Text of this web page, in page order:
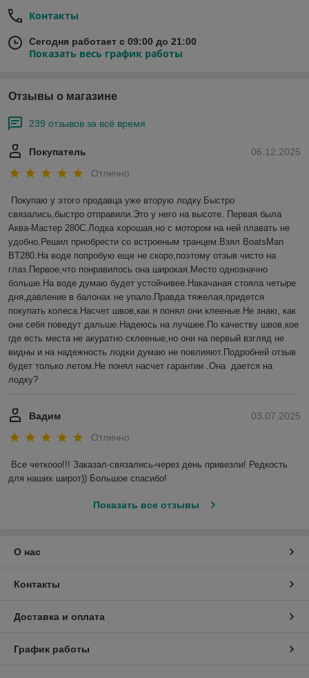
Контакты
Сегодня работает с 09:00 до 21:00
Показать весь график работы
Отзывы о магазине
239 отзывов за всё время
06.12.2025
Покупатель
Отлично
Покупаю у этого продавца уже вторую лодку.Быстро
связались,быстро отправили.Это у него на высоте. Первая была
Аква-Мастер 280С.Лодка хорошая,но с мотором на ней плавать не
удобно.Решил приобрести со встроеным транцем.Взял BoatsMan
BT280.На воде попробую еще не скоро,поэтому отзыв чисто на
глаз.Первое,что понравилось она широкая.Место однозначно
больше.На воде думаю будет устойчивее.Накачаная стояла четыре
дня,давление в балонах не упало.Правда тяжелая,придется
покупать колеса.Насчет швов,как я понял они клееные.Не знаю, как
они себя поведут дальше.Надеюсь на лучшее.По качеству швов,кое
где есть места не акуратно склееные,но они на первый взгляд не
видны и на надежность лодки думаю не повлияют.Подробней отзыв
будет только летом.Не понял насчет гарантии .Она  дается на
лодку?
03.07.2025
Вадим
Отлично
Все четкооо!!! Заказал-связались-через день привезли! Редкость
для наших широт)) Большое спасибо!
Показать все отзывы
О нас
Контакты
Доставка и оплата
График работы